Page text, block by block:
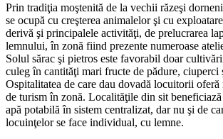
Prin tradiţia moştenită de la vechii răzeşi
se ocupă cu creşterea animalelor şi cu
derivă şi principalele activităţi, de prelucrarea
lemnului, în zonă fiind prezente numeroase
Solul sărac şi pietros este favorabil doar
culeg în cantităţi mari fructe de pădure, ciuperci
Ospitalitatea de care dau dovadă locuitorii
de turism în zonă. Localităţile din sit
apă potabilă în sistem centralizat, dar nu şi de
locuinţelor se face individual, cu lemne.